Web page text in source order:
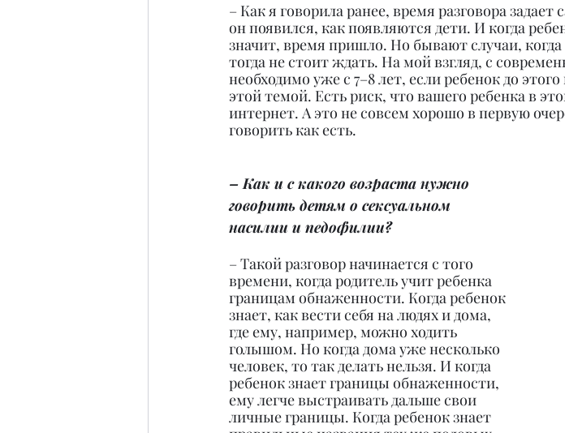
– Как я говорила ранее, время разговора
он появился, как появляются дети. И когда
значит, время пришло. Но бывают случаи,
тогда не стоит ждать. На мой взгляд, с
необходимо уже с 7–8 лет, если ребенок до
этой темой. Есть риск, что вашего ребенка в
интернет. А это не совсем хорошо в первую
говорить как есть.
– Как и с какого возраста нужно
говорить детям о сексуальном
насилии и педофилии?
– Такой разговор начинается с того
времени, когда родитель учит ребенка
границам обнаженности. Когда ребенок
знает, как вести себя на людях и дома,
где ему, например, можно ходить
голышом. Но когда дома уже несколько
человек, то так делать нельзя. И когда
ребенок знает границы обнаженности,
ему легче выстраивать дальше свои
личные границы. Когда ребенок знает